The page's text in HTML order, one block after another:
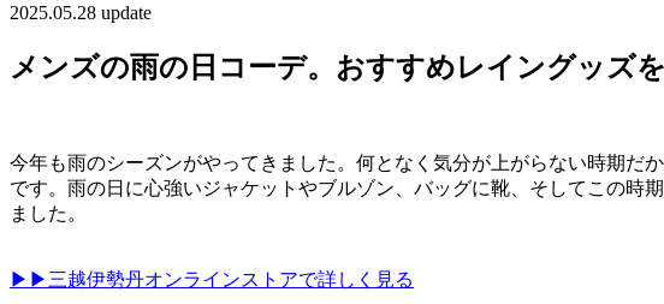
2025.05.28 update
メンズの雨の日コーデ。おすすめレイングッズ
今年も雨のシーズンがやってきました。何となく気分が上がらない時期だ
です。雨の日に心強いジャケットやブルゾン、バッグに靴、そしてこの
ました。
▶▶三越伊勢丹オンラインストアで詳しく見る